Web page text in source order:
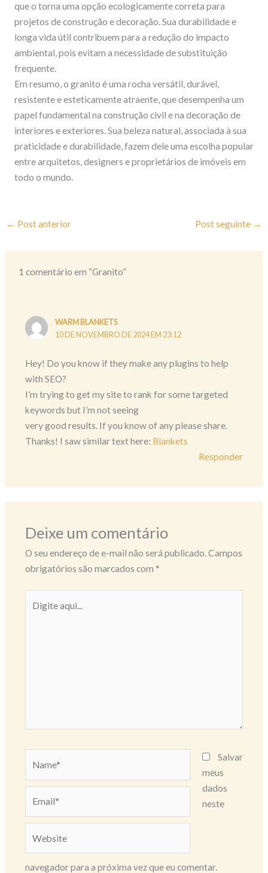
que o torna uma opção ecologicamente correta para
projetos de construção e decoração. Sua durabilidade e
longa vida útil contribuem para a redução do impacto
ambiental, pois evitam a necessidade de substituição
frequente.
Em resumo, o granito é uma rocha versátil, durável,
resistente e esteticamente atraente, que desempenha um
papel fundamental na construção civil e na decoração de
interiores e exteriores. Sua beleza natural, associada à sua
praticidade e durabilidade, fazem dele uma escolha popular
entre arquitetos, designers e proprietários de imóveis em
todo o mundo.
← Post anterior Post seguinte →
1 comentário em “Granito”
WARM BLANKETS
10 DE NOVEMBRO DE 2024 EM 23:12
Hey! Do you know if they make any plugins to help
with SEO?
I’m trying to get my site to rank for some targeted
keywords but I’m not seeing
very good results. If you know of any please share.
Thanks! I saw similar text here: Blankets
Responder
Deixe um comentário
O seu endereço de e-mail não será publicado.Campos
obrigatórios são marcados com *
aqui...
Salvar
meus
dados
neste
navegador para a próxima vez que eu comentar.